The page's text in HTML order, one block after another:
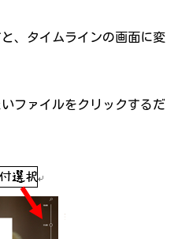
と、タイムラインの画面に変
ファイルをクリックするだ